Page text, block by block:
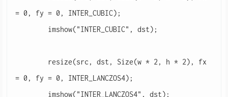
= 0, fy = 0, INTER_CUBIC);
= 0, fy = 0, INTER_LANCZOS4);